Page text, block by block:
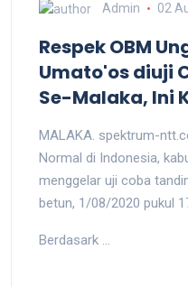
Admin 02
Respek OBM
Umato'os diuji
Se-Malaka, Ini
MALAKA. spektrum-
Normal di Indonesia,
menggelar uji coba
betun, 1/08/2020 pukul
Berdasark ...